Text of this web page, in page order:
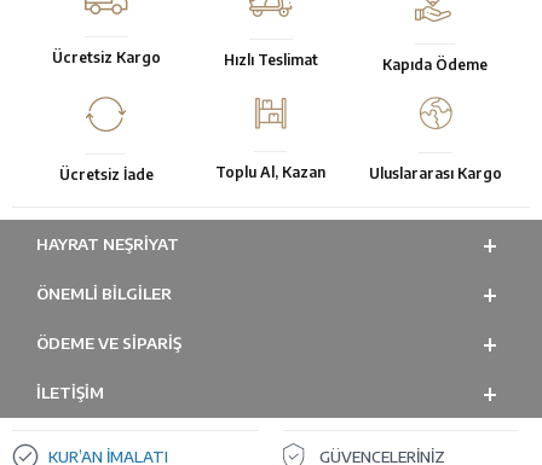
Ücretsiz Kargo Hızlı Teslimat Kapıda Ödeme
Ücretsiz İade Toplu Al, Kazan Uluslararası Kargo
HAYRAT NEŞRIYAT
ÖNEMLI BILGILER
ÖDEME VE SİPARİŞ
İLETİŞİM
KUR’AN İMALATI GÜVENCELERİNİZ